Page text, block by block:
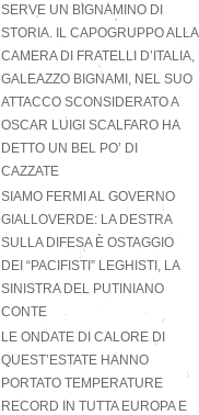
SERVE UN BIGNAMINO DI
STORIA. IL CAPOGRUPPO ALLA
CAMERA DI FRATELLI D’ITALIA,
GALEAZZO BIGNAMI, NEL SUO
ATTACCO SCONSIDERATO A
OSCAR LUIGI SCALFARO HA
DETTO UN BEL PO’ DI
CAZZATE
SIAMO FERMI AL GOVERNO
GIALLOVERDE: LA DESTRA
SULLA DIFESA È OSTAGGIO
DEI “PACIFISTI” LEGHISTI, LA
SINISTRA DEL PUTINIANO
CONTE
LE ONDATE DI CALORE DI
QUEST’ESTATE HANNO
PORTATO TEMPERATURE
RECORD IN TUTTA EUROPA E